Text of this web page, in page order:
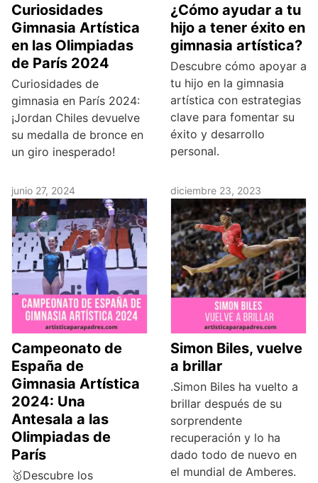
Curiosidades
Gimnasia Artística
en las Olimpiadas
de París 2024
Curiosidades de
gimnasia en París 2024:
¡Jordan Chiles devuelve
su medalla de bronce en
un giro inesperado!
¿Cómo ayudar a tu
hijo a tener éxito en
gimnasia artística?
Descubre cómo apoyar a
tu hijo en la gimnasia
artística con estrategias
clave para fomentar su
éxito y desarrollo
personal.
junio 27, 2024
Campeonato de
España de
Gimnasia Artística
2024: Una
Antesala a las
Olimpiadas de
París
🥇Descubre los
diciembre 23, 2023
Simon Biles, vuelve
a brillar
.Simon Biles ha vuelto a
brillar después de su
sorprendente
recuperación y lo ha
dado todo de nuevo en
el mundial de Amberes.